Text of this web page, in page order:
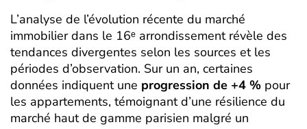
L’analyse de l’évolution récente du marché
immobilier dans le 16ᵉ arrondissement révèle des
tendances divergentes selon les sources et les
périodes d’observation. Sur un an, certaines
données indiquent une progression de +4 % pour
les appartements, témoignant d’une résilience du
marché haut de gamme parisien malgré un